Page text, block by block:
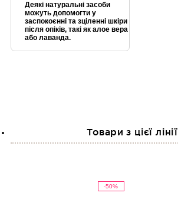
Деякі натуральні засоби
можуть допомогти у
заспокоєнні та зціленні шкіри
після опіків, такі як алое вера
або лаванда.
Товари з цієї лінії
-50%